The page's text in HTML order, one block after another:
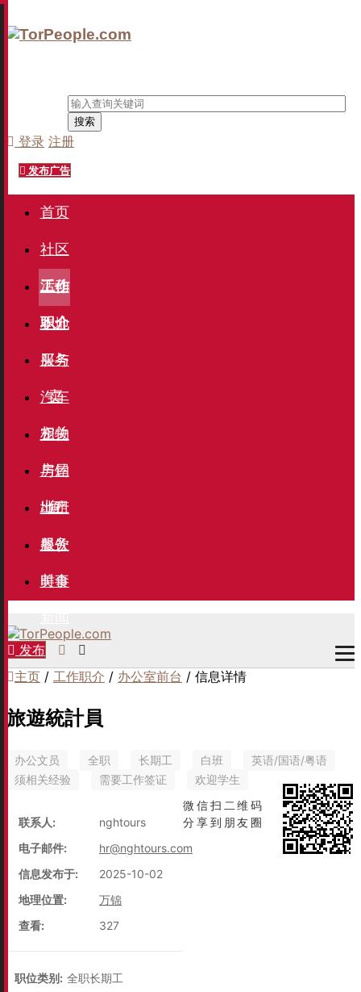
搜索
登录 注册
发布广告
首页
社区
活动
工作
职介
本地
服务
买与
卖
汽车
相关
宠物
与钓
鱼
房屋
出租
地产
服务
餐饮
美食
时事
发布
主页 / 工作职介 / 办公室前台 / 信息详情
旅遊統計員
办公文员 全职 长期工 白班
英语/国语/粤语
须相关经验
需要工作签证 欢迎学生
微信扫二维码
分享到朋友圈
联系人:
nghtours
电子邮件:
hr@nghtours.com
信息发布于:
2025-10-02
地理位置:
万锦
查看:
327
职位类别: 全职长期工